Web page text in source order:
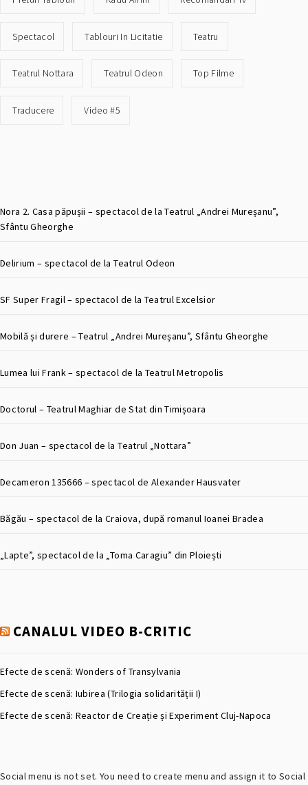
Spectacol Tablouri In Licitatie Teatru
Teatrul Nottara Teatrul Odeon Top Filme
Traducere Video #5
Nora 2. Casa păpușii – spectacol de la Teatrul „Andrei Mureșanu”,
Sfântu Gheorghe
Delirium – spectacol de la Teatrul Odeon
SF Super Fragil – spectacol de la Teatrul Excelsior
Mobilă și durere – Teatrul „Andrei Mureșanu”, Sfântu Gheorghe
Lumea lui Frank – spectacol de la Teatrul Metropolis
Doctorul – Teatrul Maghiar de Stat din Timișoara
Don Juan – spectacol de la Teatrul „Nottara”
Decameron 135666 – spectacol de Alexander Hausvater
Băgău – spectacol de la Craiova, după romanul Ioanei Bradea
„Lapte”, spectacol de la „Toma Caragiu” din Ploiești
CANALUL VIDEO B-CRITIC
Efecte de scenă: Wonders of Transylvania
Efecte de scenă: Iubirea (Trilogia solidarității I)
Efecte de scenă: Reactor de Creație și Experiment Cluj-Napoca
Social menu is not set. You need to create menu and assign it to Social